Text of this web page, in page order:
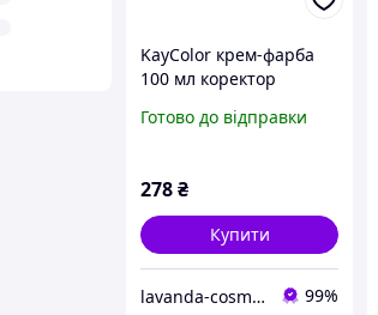
KayColor крем-фарба
100 мл коректор
Готово до відправки
278₴
Купити
lavanda-cosmetic.prom.ua 99%